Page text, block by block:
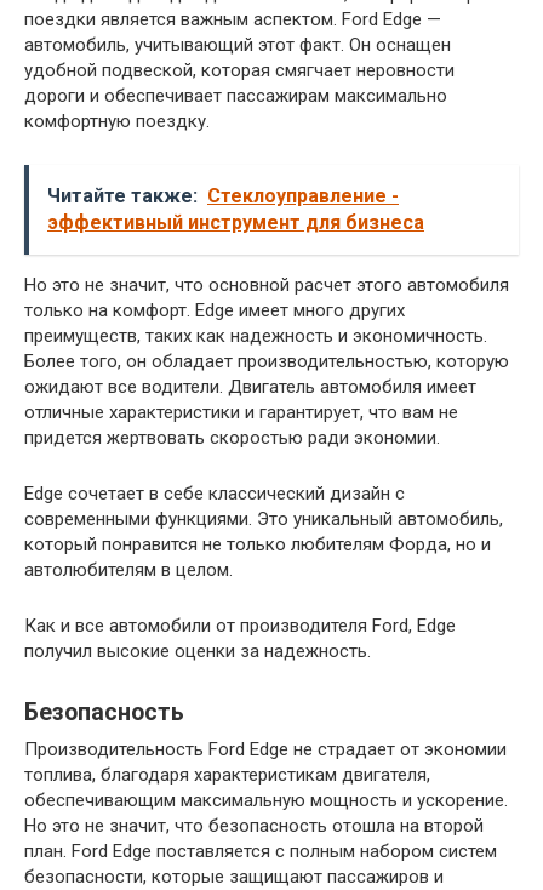
поездки является важным аспектом. Ford Edge —
автомобиль, учитывающий этот факт. Он оснащен
удобной подвеской, которая смягчает неровности
дороги и обеспечивает пассажирам максимально
комфортную поездку.
Читайте также: Стеклоуправление -
эффективный инструмент для бизнеса
Но это не значит, что основной расчет этого автомобиля
только на комфорт. Edge имеет много других
преимуществ, таких как надежность и экономичность.
Более того, он обладает производительностью, которую
ожидают все водители. Двигатель автомобиля имеет
отличные характеристики и гарантирует, что вам не
придется жертвовать скоростью ради экономии.
Edge сочетает в себе классический дизайн с
современными функциями. Это уникальный автомобиль,
который понравится не только любителям Форда, но и
автолюбителям в целом.
Как и все автомобили от производителя Ford, Edge
получил высокие оценки за надежность.
Безопасность
Производительность Ford Edge не страдает от экономии
топлива, благодаря характеристикам двигателя,
обеспечивающим максимальную мощность и ускорение.
Но это не значит, что безопасность отошла на второй
план. Ford Edge поставляется с полным набором систем
безопасности, которые защищают пассажиров и